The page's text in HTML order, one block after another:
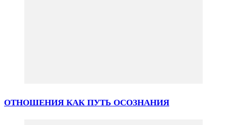
ОТНОШЕНИЯ КАК ПУТЬ ОСОЗНАНИЯ